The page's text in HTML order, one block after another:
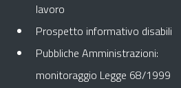
lavoro
Prospetto informativo disabili
Pubbliche Amministrazioni:
monitoraggio Legge 68/1999